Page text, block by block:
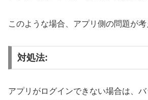
このような場合、アプリ側の問題が考
対処法:
アプリがログインできない場合は、